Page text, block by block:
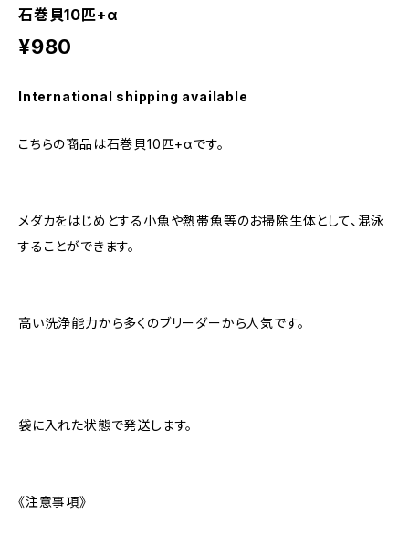
石巻貝10匹+α
¥980
International shipping available
こちらの商品は石巻貝10匹+αです。
メダカをはじめとする小魚や熱帯魚等のお掃除生体として、混泳
することができます。
高い洗浄能力から多くのブリーダーから人気です。
袋に入れた状態で発送します。
《注意事項》